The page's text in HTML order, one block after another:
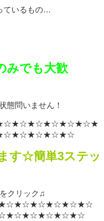
ているもの…
みでも大歓
態問いません！
す☆簡単3ステッ
クリック♫